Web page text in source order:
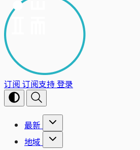
订阅 订阅支持登录
最新
地域